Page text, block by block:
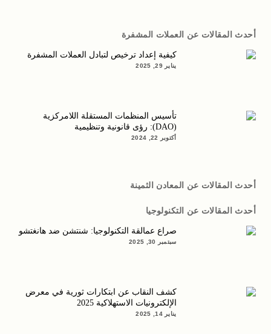
أحدث المقالات عن العملات المشفرة
كيفية إعداد ترخيص لتبادل العملات المشفرة
يناير 29, 2025
تأسيس المنظمات المستقلة اللامركزية
(DAO): رؤى قانونية وتنظيمية
أكتوبر 22, 2024
أحدث المقالات عن المعادن الثمينة
أحدث المقالات عن التكنولوجيا
صراع عمالقة التكنولوجيا: شنتشن ضد هانغتشو
سبتمبر 30, 2025
كشف النقاب عن ابتكارات ثورية في معرض
الإلكترونيات الاستهلاكية 2025
يناير 14, 2025